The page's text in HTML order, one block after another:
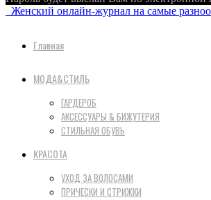
Женский онлайн-журнал на самые
Главная
МОДА&СТИЛЬ
ГАРДЕРОБ
АКСЕССУАРЫ & БИЖУТЕРИЯ
СТИЛЬНАЯ ОБУВЬ
КРАСОТА
УХОД ЗА ВОЛОСАМИ
ПРИЧЕСКИ И СТРИЖКИ